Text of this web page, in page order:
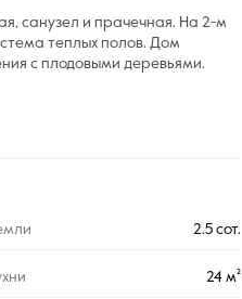
2.5 сот.
24 м²
санузел и прачечная. На 2-м
теплых полов. Дом
с плодовыми деревьями.